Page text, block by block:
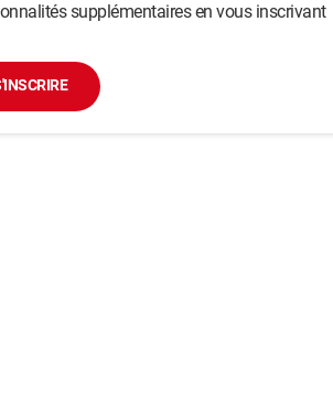
supplémentaires en vous inscrivant